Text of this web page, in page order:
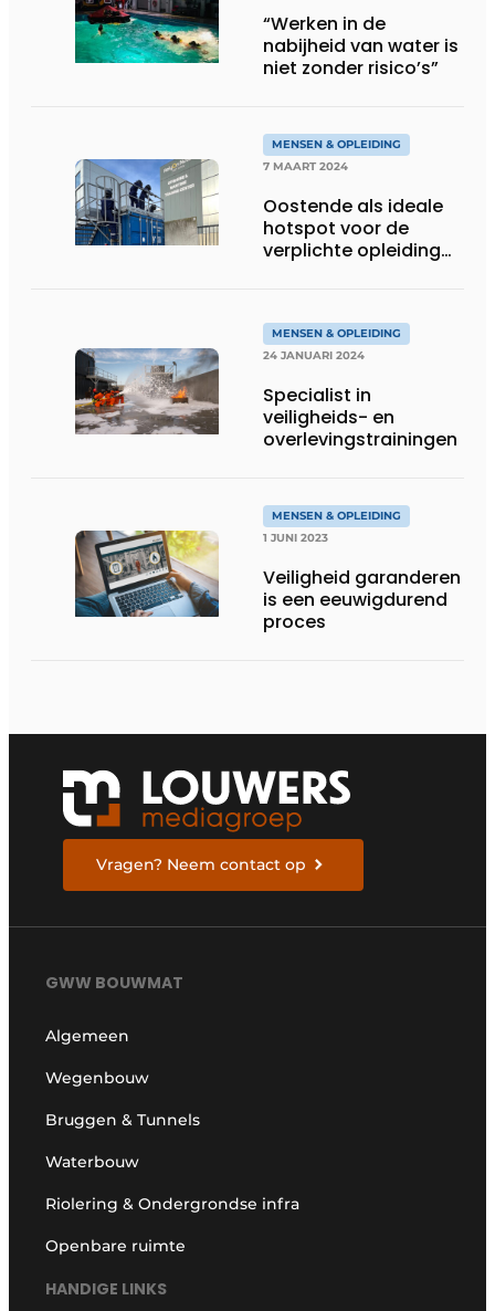
“Werken in de
nabijheid van water is
niet zonder risico’s”
MENSEN & OPLEIDING
7 MAART 2024
Oostende als ideale
hotspot voor de
verplichte opleiding
MENSEN & OPLEIDING
24 JANUARI 2024
Specialist in
veiligheids- en
overlevingstrainingen
MENSEN & OPLEIDING
1 JUNI 2023
Veiligheid garanderen
is een eeuwigdurend
proces
Vragen? Neem contact op
GWW BOUWMAT
Algemeen
Wegenbouw
Bruggen & Tunnels
Waterbouw
Riolering & Ondergrondse infra
Openbare ruimte
HANDIGE LINKS